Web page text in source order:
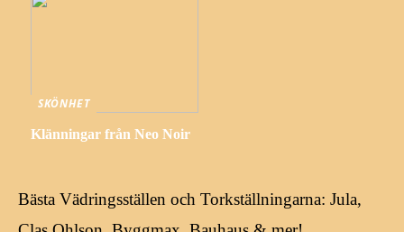
SKÖNHET
Klänningar från Neo Noir
Bästa Vädringsställen och Torkställningarna: Jula,